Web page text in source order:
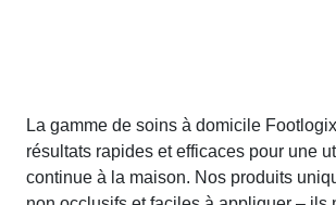
La gamme de soins à domicile
résultats rapides et efficaces pour une
continue à la maison. Nos produits